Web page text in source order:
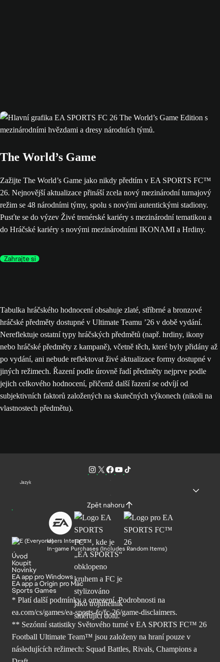
The World’s Game
Zažijte The World’s Game jako nikdy předtím v EA SPORTS FC™
26. Nejnovější aktualizace přináší zcela nový mezinárodní turnajový
režim se 48 národními týmy, spolu s novými autentickými stadiony.
Pusťte se do výzev Živé trenérské kariéry s mezinárodní tematikou a
do Hráčské kariéry s novými mezinárodními IKONAMI a Hrdiny.
Zahrajte si
Tabulka hráčského hodnocení obsahuje zlaté, stříbrné a bronzové
hráčské předměty dostupné v Ultimate Teamu ’26 v době vydání.
Nereflektuje ostatní typy hráčských předmětů (např. hrdiny, ikony
nebo hráčské předměty z kampaně), včetně těch, které byly přidány až
po vydání, ani nebude reflektovat živé aktualizace formy dostupné v
jiných režimech. Řazení podle úrovně řadí předměty nejprve podle
jejich celkového hodnocení, přičemž další řazení se odvíjí od
subjektivních faktorů založených na skutečných výkonech (nikoli na
vlastnostech předmětu).
Jazyk
Zpět nahoru
Users Interact
In-game Purchases (Includes Random Items)
Úvod
Koupit
Novinky
EA app pro Windows
EA app a Origin pro Mac
Sports Games
* Platí další podmínky a omezení. Podrobnosti na
ea.com/cs/games/ea-sports-fc/fc-26/game-disclaimers.
** Sezónní statistiky Světového turné v EA SPORTS FC™ 26
Football Ultimate Team™ jsou založeny na hraní pouze v
následujících režimech: Squad Battles, Rivals, Champions a